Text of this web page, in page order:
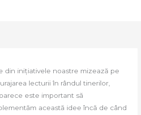
din inițiativele noastre mizează pe
lecturii în rândul tinerilor,
este important să
această idee încă de când